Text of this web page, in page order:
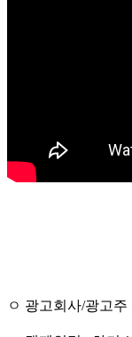
ㅇ 광고회사/광고